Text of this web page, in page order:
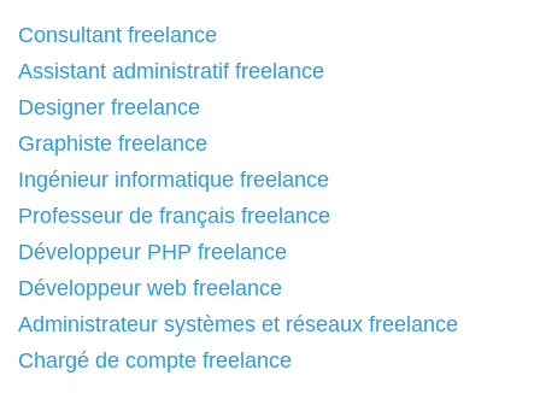
Consultant freelance
Assistant administratif freelance
Designer freelance
Graphiste freelance
Ingénieur informatique freelance
Professeur de français freelance
Développeur PHP freelance
Développeur web freelance
Administrateur systèmes et réseaux freelance
Chargé de compte freelance